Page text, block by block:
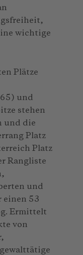
wichtige
Plätze
und
stehen
und die
Platz
Platz
Rangliste
und
einen 53
Ermittelt
von